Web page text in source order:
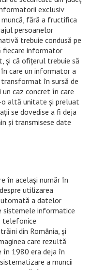
exclusiv
fără a fructifica
persoanelor
trebuie condusă pe
fiecare informator
și că ofițerul trebuie să
care un informator a
în sursă de
caz concret în care
altă unitate și preluat
se dovedise a fi deja
și transmisese date
în același număr în
utilizarea
a datelor
sistemele informatice
telefonice
din România, și
care rezultă
în 1980 era deja în
a muncii